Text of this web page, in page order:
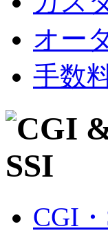
オー
手数
CGI